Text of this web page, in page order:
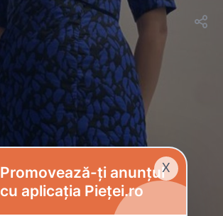

X
Promovează-ți anunțul
cu aplicația Pieței.ro